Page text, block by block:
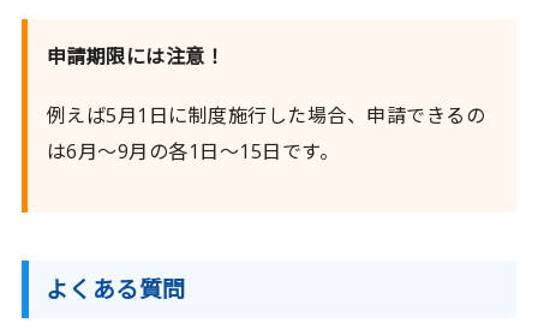
申請期限には注意！
例えば5月1日に制度施行した場合、申請できるの
は6月〜9月の各1日〜15日です。
よくある質問